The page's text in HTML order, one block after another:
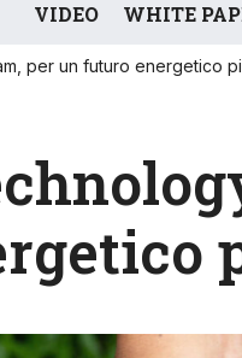
VIDEO WHITE
per un futuro energetico